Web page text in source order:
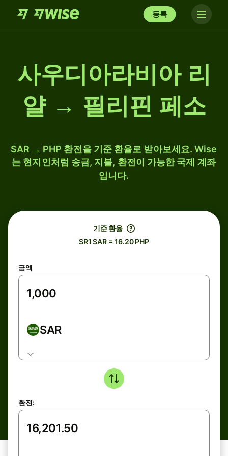
등록
사우디아라비아 리
얄 → 필리핀 페소
SAR → PHP 환전을 기준 환율로 받아보세요. Wise
는 현지인처럼 송금, 지불, 환전이 가능한 국제 계좌
입니다.
기준 환율
SR1 SAR = 16.20 PHP
금액
SAR
환전: